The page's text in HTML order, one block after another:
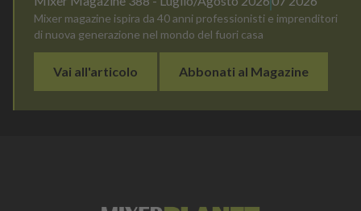
Mixer magazine ispira da 40 anni professionisti e imprenditori
di nuova generazione nel mondo del fuori casa
Vai all'articolo Abbonati al Magazine